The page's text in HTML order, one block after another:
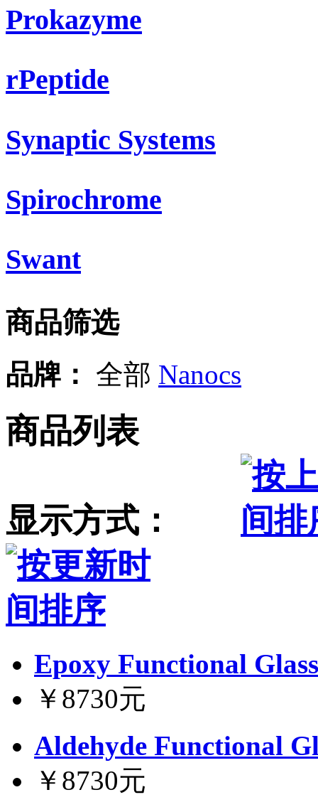
Prokazyme
rPeptide
Synaptic Systems
Spirochrome
Swant
商品筛选
品牌： 全部 Nanocs
商品列表
显示方式：
Epoxy Functional
￥8730元
Aldehyde Functional
￥8730元